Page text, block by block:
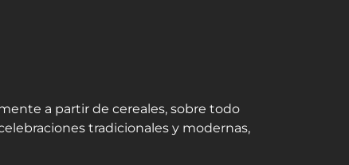
a partir de cereales, sobre todo
tradicionales y modernas,